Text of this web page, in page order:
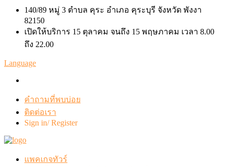
140/89 หมู่ 3 ตำบล คุระ อำเภอ คุระบุรี จังหวัด พังงา
82150
เปิดให้บริการ 15 ตุลาคม จนถึง 15 พฤษภาคม เวลา 8.00
ถึง 22.00
Language
คำถามที่พบบ่อย
ติดต่อเรา
Sign in/ Register
แพคเกจทัวร์